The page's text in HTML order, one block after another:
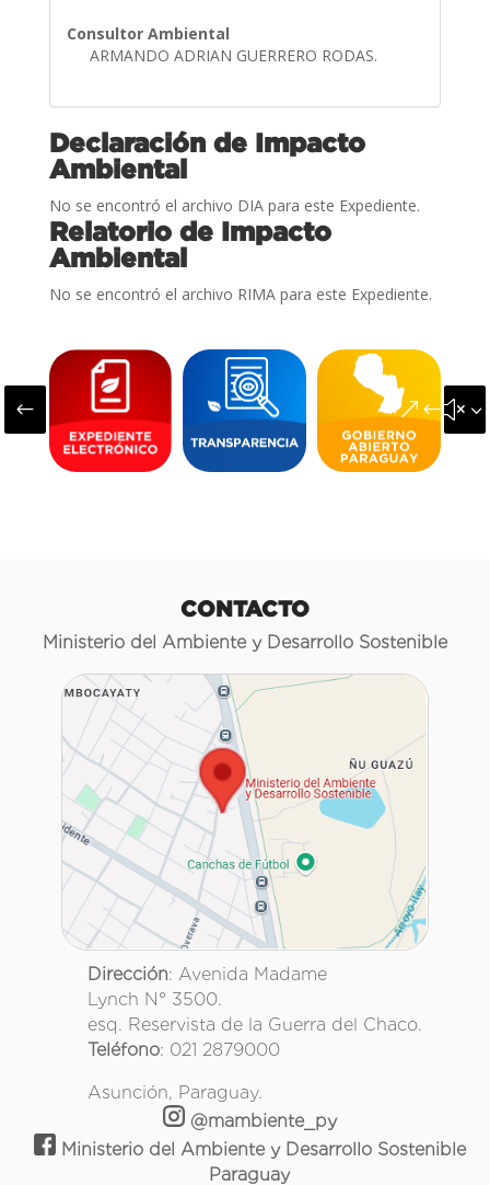
Consultor Ambiental
ARMANDO ADRIAN GUERRERO RODAS.
Declaración de Impacto
Ambiental
No se encontró el archivo DIA para este Expediente.
Relatorio de Impacto
Ambiental
No se encontró el archivo RIMA para este Expediente.
#
CONTACTO
Ministerio del Ambiente y Desarrollo Sostenible
Dirección: Avenida Madame
Lynch N° 3500.
esq. Reservista de la Guerra del Chaco.
Teléfono: 021 2879000
Asunción, Paraguay.
@mambiente_py
Ministerio del Ambiente y Desarrollo Sostenible
Paraguay